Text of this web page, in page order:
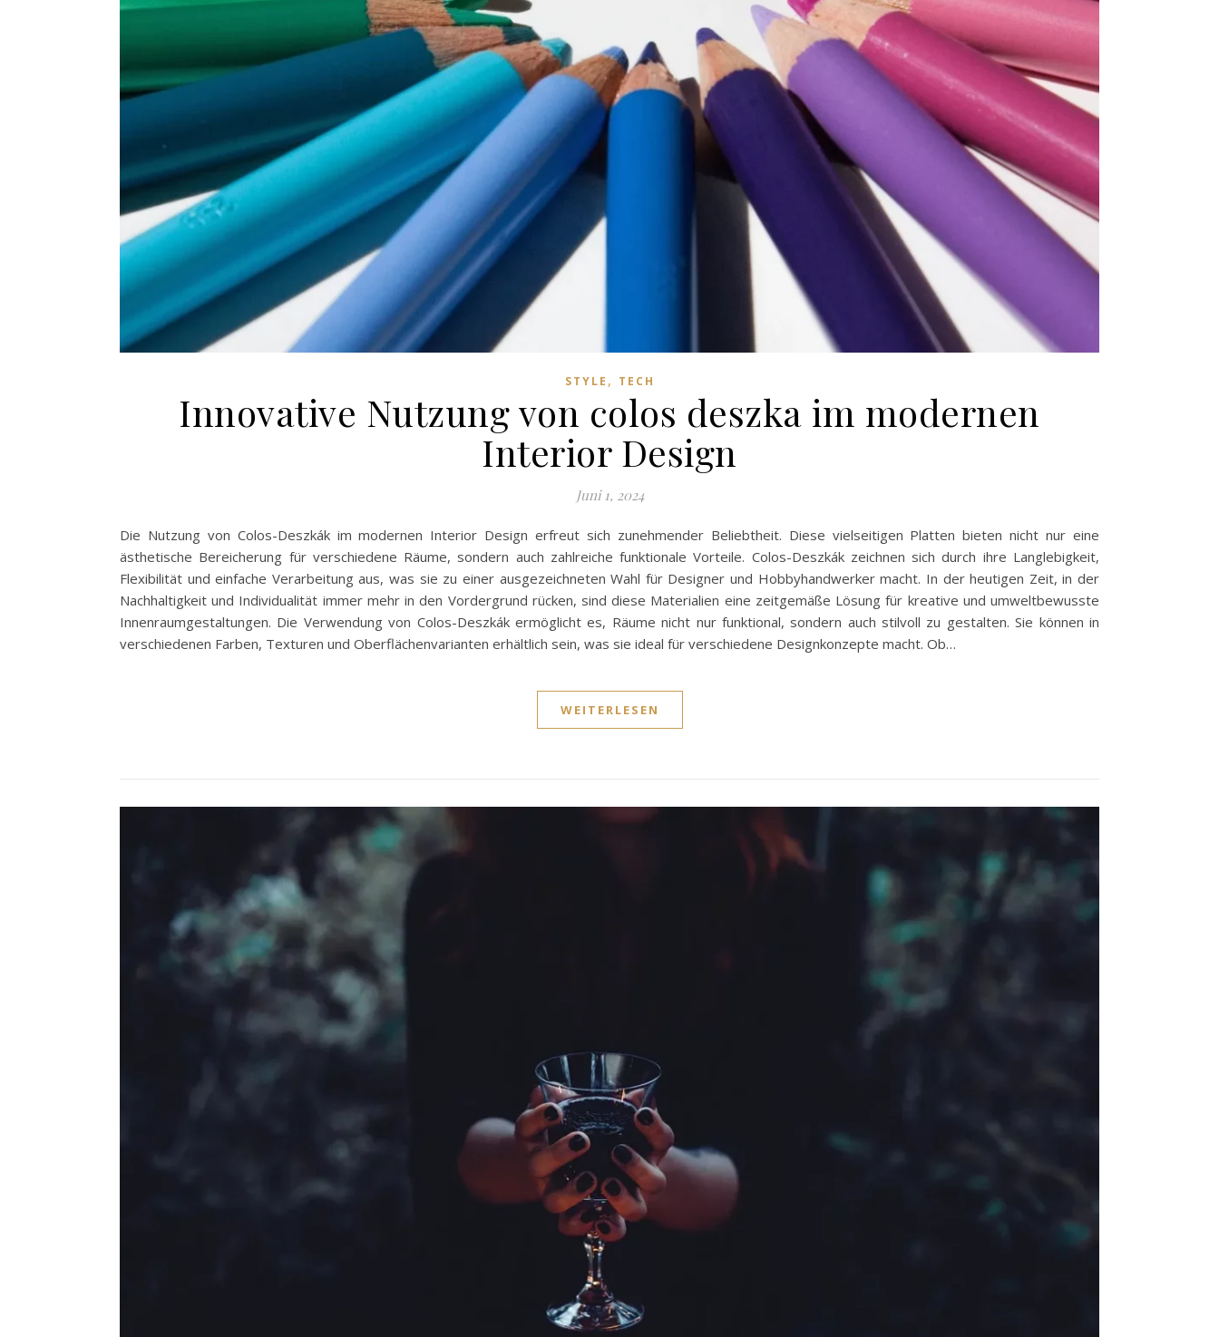
STYLE , TECH
Innovative Nutzung von colos deszka im modernen
Interior Design
Juni 1, 2024
Die Nutzung von Colos-Deszkák im modernen Interior Design erfreut sich zunehmender Beliebtheit. Diese vielseitigen Platten bieten nicht nur eine
ästhetische Bereicherung für verschiedene Räume, sondern auch zahlreiche funktionale Vorteile. Colos-Deszkák zeichnen sich durch ihre Langlebigkeit,
Flexibilität und einfache Verarbeitung aus, was sie zu einer ausgezeichneten Wahl für Designer und Hobbyhandwerker macht. In der heutigen Zeit, in der
Nachhaltigkeit und Individualität immer mehr in den Vordergrund rücken, sind diese Materialien eine zeitgemäße Lösung für kreative und umweltbewusste
Innenraumgestaltungen. Die Verwendung von Colos-Deszkák ermöglicht es, Räume nicht nur funktional, sondern auch stilvoll zu gestalten. Sie können in
verschiedenen Farben, Texturen und Oberflächenvarianten erhältlich sein, was sie ideal für verschiedene Designkonzepte macht. Ob…
WEITERLESEN